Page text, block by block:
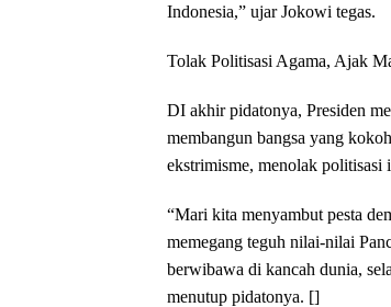
Indonesia,” ujar Jokowi tegas.
Tolak Politisasi Agama, Ajak
DI akhir pidatonya, Presiden
membangun bangsa yang
ekstrimisme, menolak politisasi
“Mari kita menyambut pesta
memegang teguh nilai-nilai
berwibawa di kancah dunia,
menutup pidatonya. []